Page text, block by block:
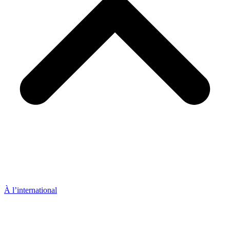
À l’international